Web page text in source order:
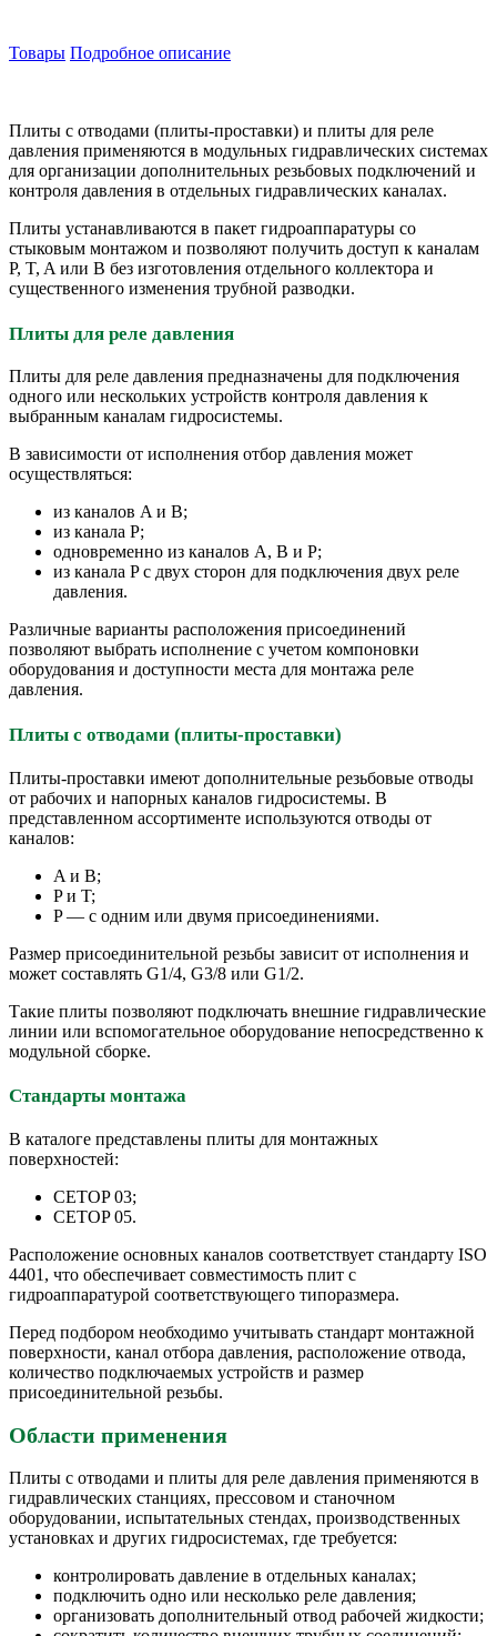
Товары Подробное описание
Плиты с отводами (плиты-проставки) и плиты для реле
давления применяются в модульных гидравлических системах
для организации дополнительных резьбовых подключений и
контроля давления в отдельных гидравлических каналах.
Плиты устанавливаются в пакет гидроаппаратуры со
стыковым монтажом и позволяют получить доступ к каналам
P, T, A или B без изготовления отдельного коллектора и
существенного изменения трубной разводки.
Плиты для реле давления
Плиты для реле давления предназначены для подключения
одного или нескольких устройств контроля давления к
выбранным каналам гидросистемы.
В зависимости от исполнения отбор давления может
осуществляться:
из каналов A и B;
из канала P;
одновременно из каналов A, B и P;
из канала P с двух сторон для подключения двух реле
давления.
Различные варианты расположения присоединений
позволяют выбрать исполнение с учетом компоновки
оборудования и доступности места для монтажа реле
давления.
Плиты с отводами (плиты-проставки)
Плиты-проставки имеют дополнительные резьбовые отводы
от рабочих и напорных каналов гидросистемы. В
представленном ассортименте используются отводы от
каналов:
A и B;
P и T;
P — с одним или двумя присоединениями.
Размер присоединительной резьбы зависит от исполнения и
может составлять G1/4, G3/8 или G1/2.
Такие плиты позволяют подключать внешние гидравлические
линии или вспомогательное оборудование непосредственно к
модульной сборке.
Стандарты монтажа
В каталоге представлены плиты для монтажных
поверхностей:
CETOP 03;
CETOP 05.
Расположение основных каналов соответствует стандарту ISO
4401, что обеспечивает совместимость плит с
гидроаппаратурой соответствующего типоразмера.
Перед подбором необходимо учитывать стандарт монтажной
поверхности, канал отбора давления, расположение отвода,
количество подключаемых устройств и размер
присоединительной резьбы.
Области применения
Плиты с отводами и плиты для реле давления применяются в
гидравлических станциях, прессовом и станочном
оборудовании, испытательных стендах, производственных
установках и других гидросистемах, где требуется:
контролировать давление в отдельных каналах;
подключить одно или несколько реле давления;
организовать дополнительный отвод рабочей жидкости;